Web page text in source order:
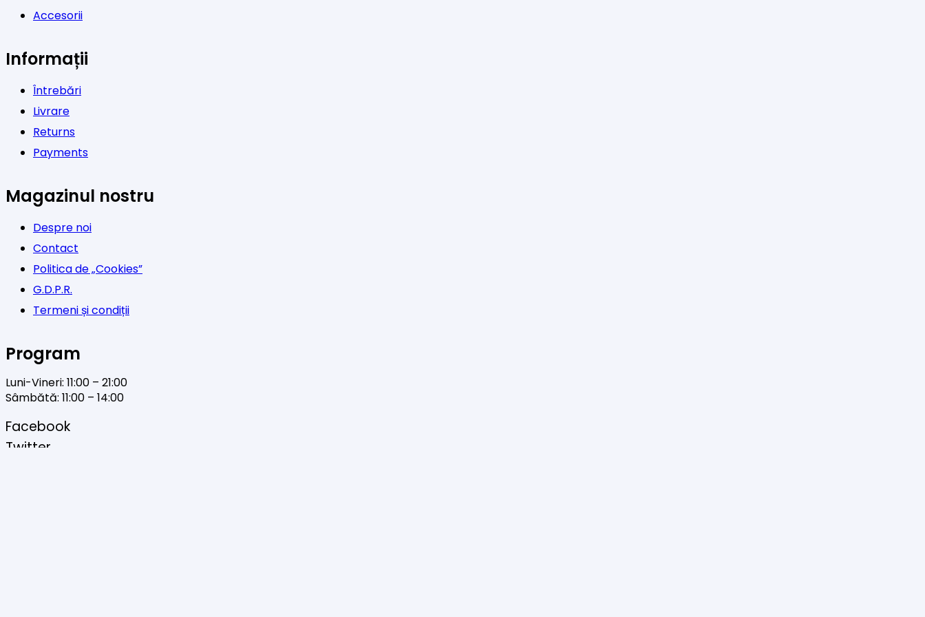
Accesorii
Informații
Întrebări
Livrare
Returns
Payments
Magazinul nostru
Despre noi
Contact
Politica de „Cookies”
G.D.P.R.
Termeni și condiții
Program
Luni-Vineri: 11:00 – 21:00
Sâmbătă: 11:00 – 14:00
Facebook
Twitter